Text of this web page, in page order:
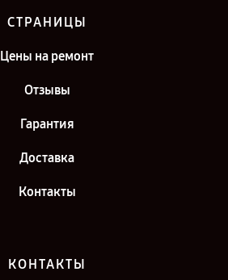
СТРАНИЦЫ
Цены на ремонт
Отзывы
Гарантия
Доставка
Контакты
КОНТАКТЫ